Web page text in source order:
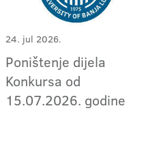
24. jul 2026.
Poništenje dijela
Konkursa od
15.07.2026. godine